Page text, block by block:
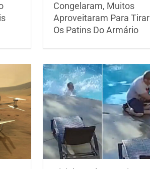
Congelaram, Muitos
Aproveitaram Para Tirar
Os Patins Do Armário